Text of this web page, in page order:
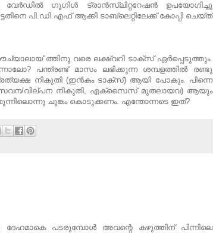
ഗൂഗിള്‍ ട്രാന്‍സ്ലിറ്ററേഷന്‍ ഉപയോഗിച്ചു
പി.ഡി.എഫ് ആക്കി ടാബ്ലെറ്റിലേക്ക് കോപ്പി ചെയ്ത്
വരെ ലക്ഷ്വറി ടാക്സ് ഏര്‍പ്പെടുത്തും.
പന്ത്രണ്ട് മാസം ലഭിക്കുന്ന ശമ്പളത്തില്‍ രണ്ടു
നികുതി (ഇന്‍കം ടാക്സ്) ആയി പോകും. പിന്നെ
വില്പന നികുതി, എക്സൈസ് മുതലായവ) ആയും
ചുങ്കം കൊടുക്കണം. എന്തോന്നടെ ഇത്?
പടരുമ്പോൾ അവന്റെ കഴുത്തിന്‌ പിന്നിലെ